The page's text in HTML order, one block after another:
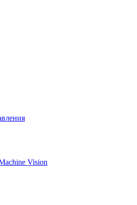
Vision